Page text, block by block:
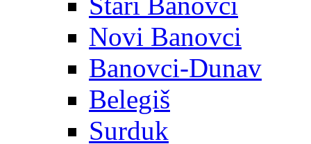
Novi Banovci
Banovci-Dunav
Belegiš
Surduk